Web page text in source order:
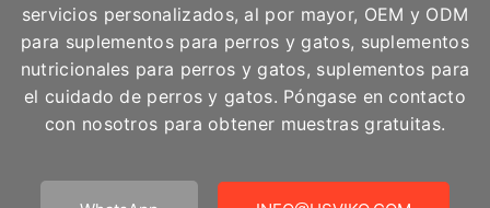
servicios personalizados, al por mayor, OEM y ODM
para suplementos para perros y gatos, suplementos
nutricionales para perros y gatos, suplementos para
el cuidado de perros y gatos. Póngase en contacto
con nosotros para obtener muestras gratuitas.